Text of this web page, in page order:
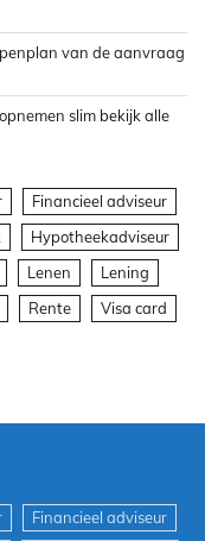
van de aanvraag
slim bekijk alle
Financieel adviseur
Hypotheekadviseur
Lenen
Lening
Rente Visa card
Financieel adviseur